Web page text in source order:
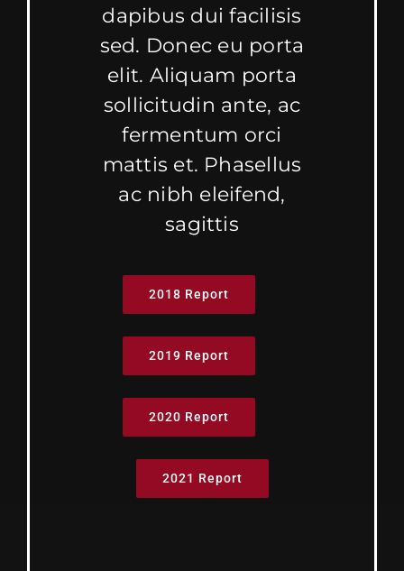
dapibus dui facilisis
sed. Donec eu porta
elit. Aliquam porta
sollicitudin ante, ac
fermentum orci
mattis et. Phasellus
ac nibh eleifend,
sagittis
2018 Report
2019 Report
2020 Report
2021 Report